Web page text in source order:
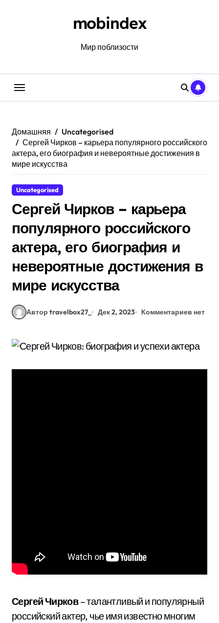
mobindex
Мир поблизости
Домашняя
Uncategorised
Сергей Чирков – карьера популярного российского
актера, его биография и невероятные достижения в
мире искусства
Uncategorised
Сергей Чирков – карьера
популярного российского
актера, его биография и
невероятные достижения в
мире искусства
Автор travelbox27_ Дек 2, 2023 Комментариев нет
Сергей Чирков– талантливый и популярный
российский актер, чье имя известно многим